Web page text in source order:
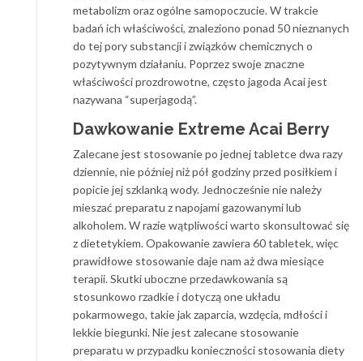
metabolizm oraz ogólne samopoczucie. W trakcie
badań ich właściwości, znaleziono ponad 50 nieznanych
do tej pory substancji i związków chemicznych o
pozytywnym działaniu. Poprzez swoje znaczne
właściwości prozdrowotne, często jagoda Acai jest
nazywana “superjagodą”.
Dawkowanie Extreme Acai Berry
Zalecane jest stosowanie po jednej tabletce dwa razy
dziennie, nie później niż pół godziny przed posiłkiem i
popicie jej szklanką wody. Jednocześnie nie należy
mieszać preparatu z napojami gazowanymi lub
alkoholem. W razie wątpliwości warto skonsultować się
z dietetykiem. Opakowanie zawiera 60 tabletek, więc
prawidłowe stosowanie daje nam aż dwa miesiące
terapii. Skutki uboczne przedawkowania są
stosunkowo rzadkie i dotyczą one układu
pokarmowego, takie jak zaparcia, wzdęcia, mdłości i
lekkie biegunki. Nie jest zalecane stosowanie
preparatu w przypadku konieczności stosowania diety